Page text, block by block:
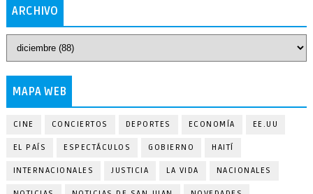
ARCHIVO
MAPA WEB
CINE CONCIERTOS DEPORTES ECONOMÍA EE.UU
EL PAÍS ESPECTÁCULOS GOBIERNO HAITÍ
INTERNACIONALES JUSTICIA LA VIDA NACIONALES